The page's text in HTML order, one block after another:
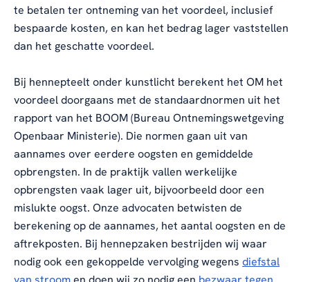
te betalen ter ontneming van het voordeel, inclusief
bespaarde kosten, en kan het bedrag lager vaststellen
dan het geschatte voordeel.
Bij hennepteelt onder kunstlicht berekent het OM het
voordeel doorgaans met de standaardnormen uit het
rapport van het BOOM (Bureau Ontnemingswetgeving
Openbaar Ministerie). Die normen gaan uit van
aannames over eerdere oogsten en gemiddelde
opbrengsten. In de praktijk vallen werkelijke
opbrengsten vaak lager uit, bijvoorbeeld door een
mislukte oogst. Onze advocaten betwisten de
berekening op de aannames, het aantal oogsten en de
aftrekposten. Bij hennepzaken bestrijden wij waar
nodig ook een gekoppelde vervolging wegens diefstal